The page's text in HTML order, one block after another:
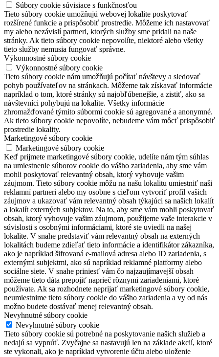
Súbory cookie súvisiace s funkčnosťou
Tieto súbory cookie umožňujú webovej lokalite poskytovať
rozšírené funkcie a prispôsobiť prostredie. Môžeme ich nastavovať
my alebo nezávislí partneri, ktorých služby sme pridali na naše
stránky. Ak tieto súbory cookie nepovolíte, niektoré alebo všetky
tieto služby nemusia fungovať správne.
Výkonnostné súbory cookie
Výkonnostné súbory cookie
Tieto súbory cookie nám umožňujú počítať návštevy a sledovať
pohyb používateľov na stránkach. Môžeme tak získavať informácie
napríklad o tom, ktoré stránky sú najobľúbenejšie, a zistiť, ako sa
návštevníci pohybujú na lokalite. Všetky informácie
zhromažďované týmito súbormi cookie sú agregované a anonymné.
Ak tieto súbory cookie nepovolíte, nebudeme vám môcť prispôsobiť
prostredie lokality.
Marketingové súbory cookie
Marketingové súbory cookie
Keď prijmete marketingové súbory cookie, udelíte nám tým súhlas
na umiestnenie súborov cookie do vášho zariadenia, aby sme vám
mohli poskytovať relevantný obsah, ktorý vyhovuje vašim
záujmom. Tieto súbory cookie môžu na našu lokalitu umiestniť naši
reklamní partneri alebo my osobne s cieľom vytvoriť profil vašich
záujmov a ukazovať vám relevantný obsah týkajúci sa našich lokalít
a lokalít externých subjektov. Na to, aby sme vám mohli poskytovať
obsah, ktorý vyhovuje vašim záujmom, použijeme vaše interakcie v
súvislosti s osobnými informáciami, ktoré ste uviedli na našej
lokalite. V snahe predstaviť vám relevantný obsah na externých
lokalitách budeme zdieľať tieto informácie a identifikátor zákazníka,
ako je napríklad šifrovaná e-mailová adresa alebo ID zariadenia, s
externými subjektmi, ako sú napríklad reklamné platformy alebo
sociálne siete. V snahe priniesť vám čo najzaujímavejší obsah
môžeme tieto dáta prepojiť naprieč rôznymi zariadeniami, ktoré
používate. Ak sa rozhodnete neprijať marketingové súbory cookie,
neumiestnime tieto súbory cookie do vášho zariadenia a vy od nás
možno budete dostávať menej relevantný obsah.
Nevyhnutné súbory cookie
Nevyhnutné súbory cookie
Tieto súbory cookie sú potrebné na poskytovanie našich služieb a
nedajú sa vypnúť. Zvyčajne sa nastavujú len na základe akcií, ktoré
ste vykonali, ako je napríklad vytvorenie účtu alebo uloženie